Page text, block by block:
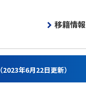
移籍情報
（2023年6月22日更新）